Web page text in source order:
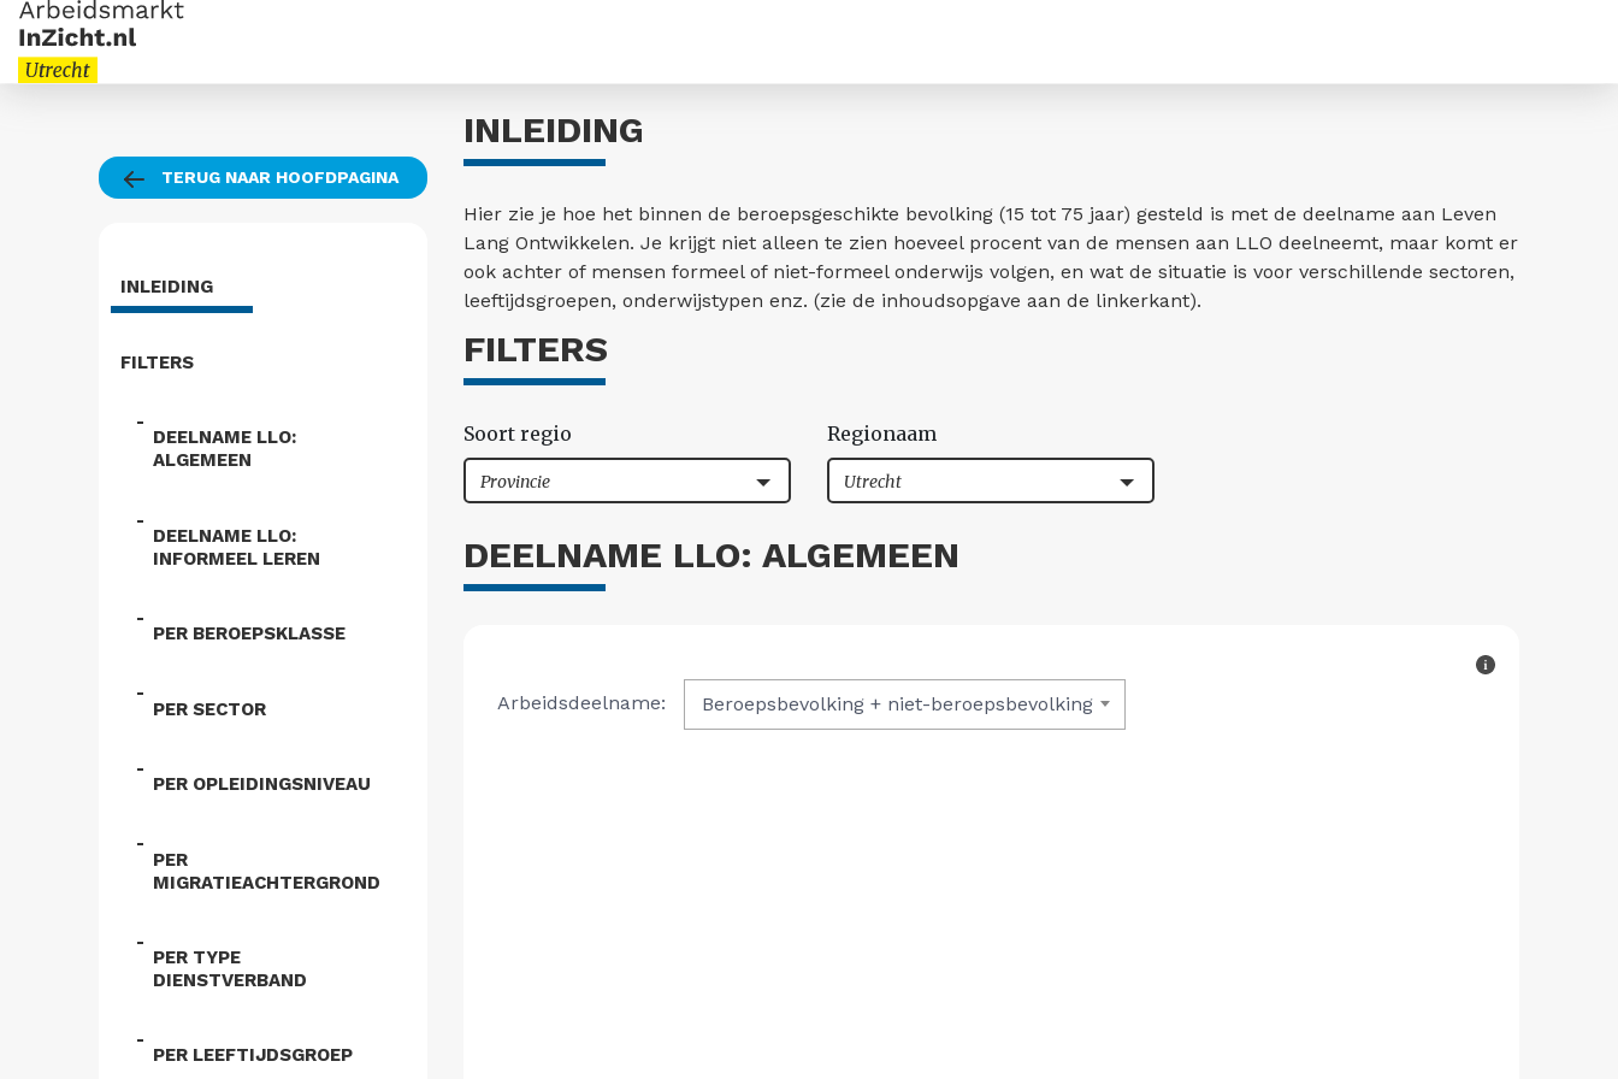
TERUG NAAR HOOFDPAGINA
INLEIDING
FILTERS
DEELNAME LLO:
ALGEMEEN
DEELNAME LLO:
INFORMEEL LEREN
PER BEROEPSKLASSE
PER SECTOR
PER OPLEIDINGSNIVEAU
PER
MIGRATIEACHTERGROND
PER TYPE
DIENSTVERBAND
PER LEEFTIJDSGROEP
INLEIDING
Hier zie je hoe het binnen de beroepsgeschikte bevolking (15 tot 75 jaar) gesteld is met de deelname aan Leven
Lang Ontwikkelen. Je krijgt niet alleen te zien hoeveel procent van de mensen aan LLO deelneemt, maar komt er
ook achter of mensen formeel of niet-formeel onderwijs volgen, en wat de situatie is voor verschillende sectoren,
leeftijdsgroepen, onderwijstypen enz. (zie de inhoudsopgave aan de linkerkant).
FILTERS
Soort regio
Provincie
Regionaam
Utrecht
DEELNAME LLO: ALGEMEEN